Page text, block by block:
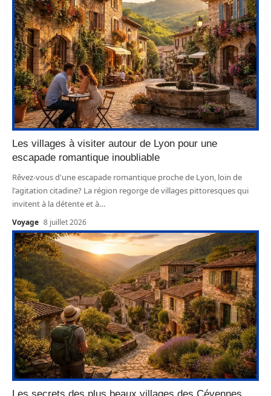
Les villages à visiter autour de Lyon pour une
escapade romantique inoubliable
Rêvez-vous d'une escapade romantique proche de Lyon, loin de
l'agitation citadine? La région regorge de villages pittoresques qui
invitent à la détente et à…
Voyage 8 juillet 2026
Les secrets des plus beaux villages des Cévennes